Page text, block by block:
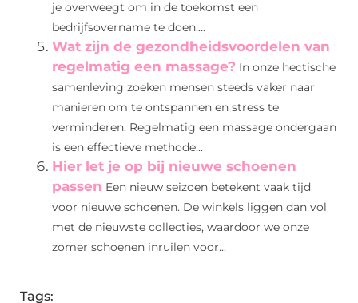
je overweegt om in de toekomst een
bedrijfsovername te doen....
Wat zijn de gezondheidsvoordelen van
regelmatig een massage? In onze hectische
samenleving zoeken mensen steeds vaker naar
manieren om te ontspannen en stress te
verminderen. Regelmatig een massage ondergaan
is een effectieve methode...
Hier let je op bij nieuwe schoenen
passen Een nieuw seizoen betekent vaak tijd
voor nieuwe schoenen. De winkels liggen dan vol
met de nieuwste collecties, waardoor we onze
zomer schoenen inruilen voor...
Tags: